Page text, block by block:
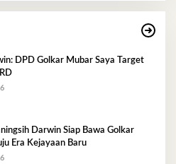
DPD Golkar Mubar Saya Target
Darwin Siap Bawa Golkar
Era Kejayaan Baru